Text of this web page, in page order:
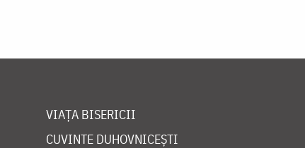
VIAȚA BISERICII
CUVINTE DUHOVNICEȘTI